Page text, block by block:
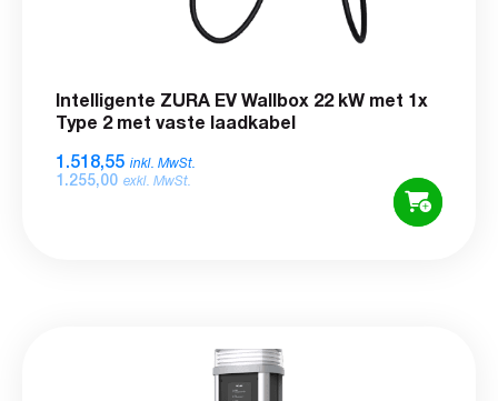
Intelligente ZURA EV Wallbox 22 kW met 1x
Type 2 met vaste laadkabel
1.518,55 inkl. MwSt.
1.255,00 exkl. MwSt.